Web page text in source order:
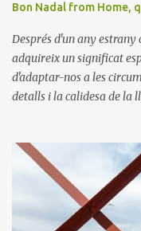
Bon Nadal from Home,
Després d'un any
adquireix un significat
d'adaptar-nos a les
detalls i la calidesa de la
tornar a descobrir nous
que aquest Nadal us
Nadal i un pròsper Any